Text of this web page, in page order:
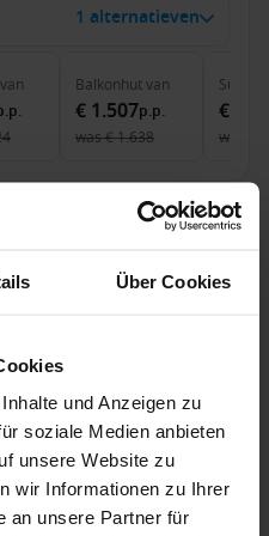
Über Cookies
und Anzeigen zu
soziale Medien anbieten
unsere Website zu
wir Informationen zu Ihrer
an unsere Partner für
1 alternatieven
van Balkonhutvan
€ 1.507p.p.
was€ 1.638
Suite
€
was
vanaf Civitavecchia
of the Seas
19 alternatieven